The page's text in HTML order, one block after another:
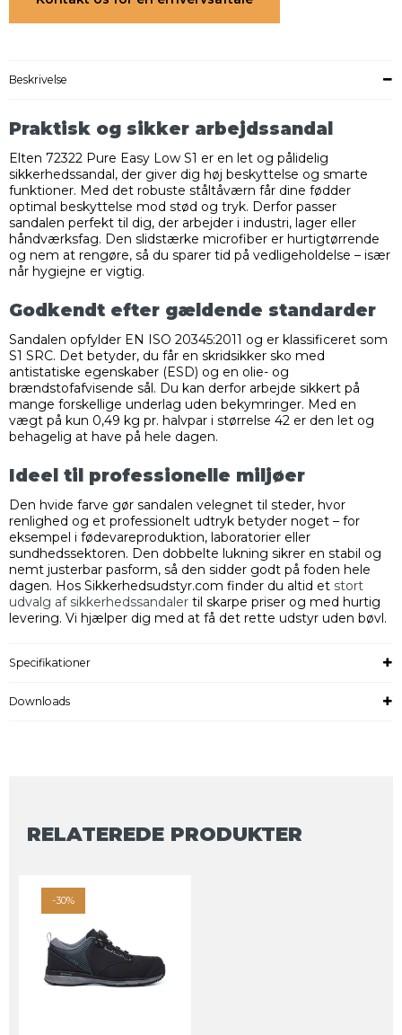
Beskrivelse
Praktisk og sikker arbejdssandal
Elten 72322 Pure Easy Low S1 er en let og pålidelig
sikkerhedssandal, der giver dig høj beskyttelse og smarte
funktioner. Med det robuste ståltåværn får dine fødder
optimal beskyttelse mod stød og tryk. Derfor passer
sandalen perfekt til dig, der arbejder i industri, lager eller
håndværksfag. Den slidstærke microfiber er hurtigtørrende
og nem at rengøre, så du sparer tid på vedligeholdelse – især
når hygiejne er vigtig.
Godkendt efter gældende standarder
Sandalen opfylder EN ISO 20345:2011 og er klassificeret som
S1 SRC. Det betyder, du får en skridsikker sko med
antistatiske egenskaber (ESD) og en olie- og
brændstofafvisende sål. Du kan derfor arbejde sikkert på
mange forskellige underlag uden bekymringer. Med en
vægt på kun 0,49 kg pr. halvpar i størrelse 42 er den let og
behagelig at have på hele dagen.
Ideel til professionelle miljøer
Den hvide farve gør sandalen velegnet til steder, hvor
renlighed og et professionelt udtryk betyder noget – for
eksempel i fødevareproduktion, laboratorier eller
sundhedssektoren. Den dobbelte lukning sikrer en stabil og
nemt justerbar pasform, så den sidder godt på foden hele
dagen. Hos Sikkerhedsudstyr.com finder du altid et stort
udvalg af sikkerhedssandaler til skarpe priser og med hurtig
levering. Vi hjælper dig med at få det rette udstyr uden bøvl.
Specifikationer
Downloads
RELATEREDE PRODUKTER
-30%